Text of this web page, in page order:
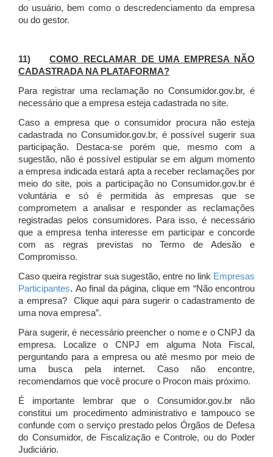
do usuário, bem como o descredenciamento da empresa
ou do gestor.
11)COMO RECLAMAR DE UMA EMPRESA NÃO
CADASTRADA NA PLATAFORMA?
Para registrar uma reclamação no Consumidor.gov.br, é
necessário que a empresa esteja cadastrada no site.
Caso a empresa que o consumidor procura não esteja
cadastrada no Consumidor.gov.br, é possível sugerir sua
participação. Destaca-se porém que, mesmo com a
sugestão, não é possível estipular se em algum momento
a empresa indicada estará apta a receber reclamações por
meio do site, pois a participação no Consumidor.gov.br é
voluntária e só é permitida às empresas que se
comprometem a analisar e responder as reclamações
registradas pelos consumidores. Para isso, é necessário
que a empresa tenha interesse em participar e concorde
com as regras previstas no Termo de Adesão e
Compromisso.
Caso queira registrar sua sugestão, entre no link Empresas
Participantes. Ao final da página, clique em “Não encontrou
a empresa? Clique aqui para sugerir o cadastramento de
uma nova empresa”.
Para sugerir, é necessário preencher o nome e o CNPJ da
empresa. Localize o CNPJ em alguma Nota Fiscal,
perguntando para a empresa ou até mesmo por meio de
uma busca pela internet. Caso não encontre,
recomendamos que você procure o Procon mais próximo.
É importante lembrar que o Consumidor.gov.br não
constitui um procedimento administrativo e tampouco se
confunde com o serviço prestado pelos Órgãos de Defesa
do Consumidor, de Fiscalização e Controle, ou do Poder
Judiciário.